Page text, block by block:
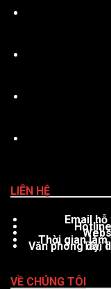
LIÊN HỆ
Email
Thời gian làm
Văn phòng đại
: 451
VỀ CHÚNG TÔI